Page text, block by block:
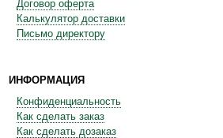
Договор оферта
Калькулятор доставки
Письмо директору
ИНФОРМАЦИЯ
Конфиденциальность
Как сделать заказ
Как сделать дозаказ